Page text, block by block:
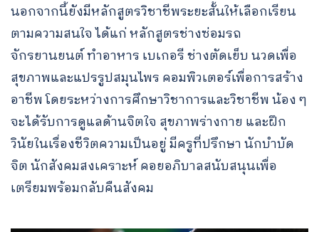
นอกจากนี้ยังมีหลักสูตรวิชาชีพระยะสั้นให้เลือกเรียน
ตามความสนใจ ได้แก่ หลักสูตรช่างซ่อมรถ
จักรยานยนต์ ทำอาหาร เบเกอรี ช่างตัดเย็บ นวดเพื่อ
สุขภาพและแปรรูปสมุนไพร คอมพิวเตอร์เพื่อการสร้าง
อาชีพ โดยระหว่างการศึกษาวิชาการและวิชาชีพ น้อง ๆ
จะได้รับการดูแลด้านจิตใจ สุขภาพร่างกาย และฝึก
วินัยในเรื่องชีวิตความเป็นอยู่ มีครูที่ปรึกษา นักบำบัด
จิต นักสังคมสงเคราะห์ คอยอภิบาลสนับสนุนเพื่อ
เตรียมพร้อมกลับคืนสังคม